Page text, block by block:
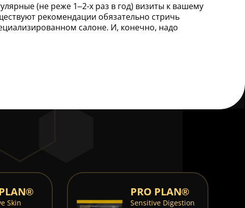
(не реже 1–2-х раз в год) визиты к вашему
рекомендации обязательно стричь
салоне. И, конечно, надо
Skin
PRO PLAN®
Sensitive Digestion